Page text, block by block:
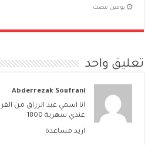
‏يومين مضت
تعليق واحد
Abderrezak Soufrani
انا اسمي عبد الرزاق من
عندي سهرية 1800
اريد مساعدة